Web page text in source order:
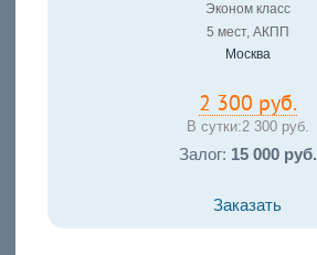
Эконом класс
5 мест, АКПП
Москва
2 300 руб.
В сутки:2 300 руб.
Залог: 15 000 руб.
Заказать